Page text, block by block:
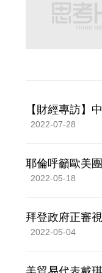
【財經專訪】
2022-07-28
耶倫呼籲歐美
2022-05-18
拜登政府正審
2022-05-04